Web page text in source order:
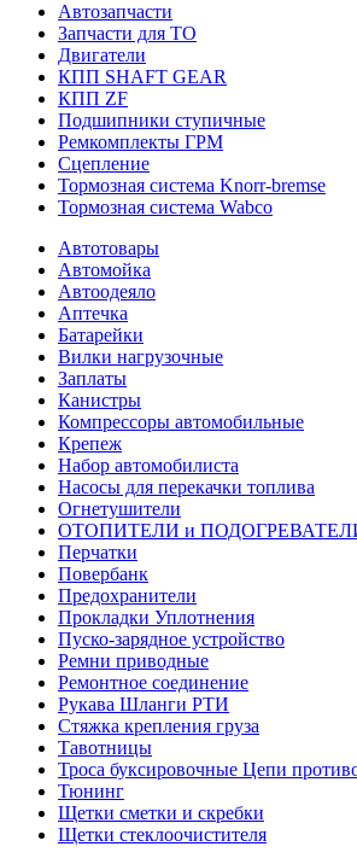
Автозапчасти
Запчасти для ТО
Двигатели
КПП SHAFT GEAR
КПП ZF
Подшипники ступичные
Ремкомплекты ГРМ
Сцепление
Тормозная система Knorr-bremse
Тормозная система Wabco
Автотовары
Автомойка
Автоодеяло
Аптечка
Батарейки
Вилки нагрузочные
Заплаты
Канистры
Компрессоры автомобильные
Крепеж
Набор автомобилиста
Насосы для перекачки топлива
Огнетушители
ОТОПИТЕЛИ и
Перчатки
Повербанк
Предохранители
Прокладки Уплотнения
Пуско-зарядное устройство
Ремни приводные
Ремонтное соединение
Рукава Шланги РТИ
Стяжка крепления груза
Тавотницы
Троса буксировочные Цепи
Тюнинг
Щетки сметки и скребки
Щетки стеклоочистителя